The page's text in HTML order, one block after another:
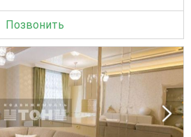
Позвонить